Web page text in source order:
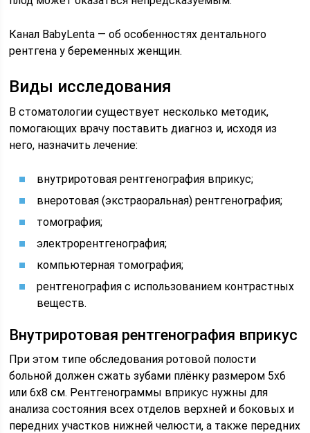
Канал BabyLenta — об особенностях дентального
рентгена у беременных женщин.
Виды исследования
В стоматологии существует несколько методик,
помогающих врачу поставить диагноз и, исходя из
него, назначить лечение:
внутриротовая рентгенография вприкус;
внеротовая (экстраоральная) рентгенография;
томография;
электрорентгенография;
компьютерная томография;
рентгенография с использованием контрастных
веществ.
Внутриротовая рентгенография вприкус
При этом типе обследования ротовой полости
больной должен сжать зубами плёнку размером 5х6
или 6х8 см. Рентгенограммы вприкус нужны для
анализа состояния всех отделов верхней и боковых и
передних участков нижней челюсти, а также передних